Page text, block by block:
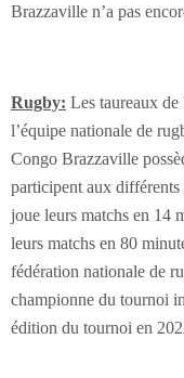
Brazzaville n’a pas
Rugby: Les taureaux de
l’équipe nationale de
Congo Brazzaville
participent aux
joue leurs matchs en 14
leurs matchs en 80
fédération nationale de
championne du tournoi
édition du tournoi en